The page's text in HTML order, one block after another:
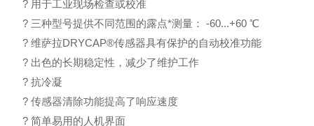
? 用于工业现场检查或校准
? 三种型号提供不同范围的露点*测量： -60...+60 ℃
? 维萨拉DRYCAP®传感器具有保护的自动校准功能
? 出色的长期稳定性，减少了维护工作
? 抗冷凝
? 传感器清除功能提高了响应速度
? 简单易用的人机界面